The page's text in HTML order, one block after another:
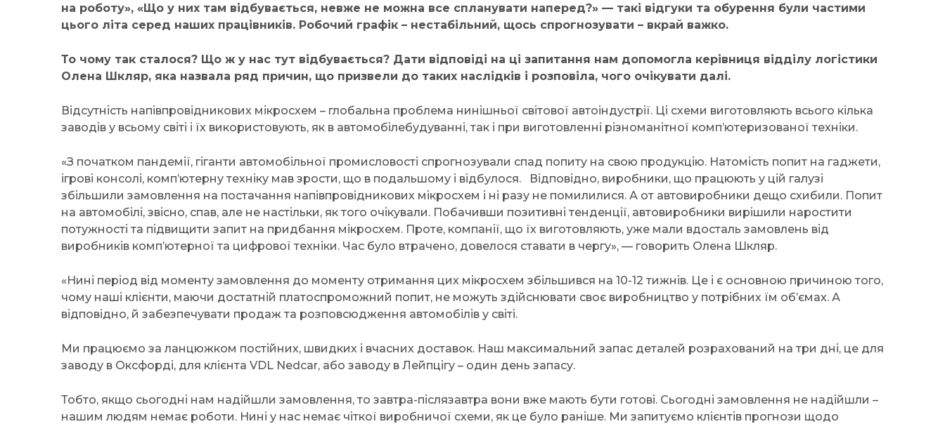
на роботу», «Що у них там відбувається, невже не можна все спланувати наперед?» — такі відгуки та обурення були частими
цього літа серед наших працівників. Робочий графік – нестабільний, щось спрогнозувати – вкрай важко.
То чому так сталося? Що ж у нас тут відбувається? Дати відповіді на ці запитання нам допомогла керівниця відділу логістики
Олена Шкляр, яка назвала ряд причин, що призвели до таких наслідків і розповіла, чого очікувати далі.
Відсутність напівпровідникових мікросхем – глобальна проблема нинішньої світової автоіндустрії. Ці схеми виготовляють всього кілька
заводів у всьому світі і їх використовують, як в автомобілебудуванні, так і при виготовленні різноманітної комп’ютеризованої техніки.
«З початком пандемії, гіганти автомобільної промисловості спрогнозували спад попиту на свою продукцію. Натомість попит на гаджети,
ігрові консолі, комп’ютерну техніку мав зрости, що в подальшому і відбулося. Відповідно, виробники, що працюють у цій галузі
збільшили замовлення на постачання напівпровідникових мікросхем і ні разу не помилилися. А от автовиробники дещо схибили. Попит
на автомобілі, звісно, спав, але не настільки, як того очікували. Побачивши позитивні тенденції, автовиробники вирішили наростити
потужності та підвищити запит на придбання мікросхем. Проте, компанії, що їх виготовляють, уже мали вдосталь замовлень від
виробників комп’ютерної та цифрової техніки. Час було втрачено, довелося ставати в чергу», — говорить Олена Шкляр.
«Нині період від моменту замовлення до моменту отримання цих мікросхем збільшився на 10-12 тижнів. Це і є основною причиною того,
чому наші клієнти, маючи достатній платоспроможний попит, не можуть здійснювати своє виробництво у потрібних їм об’ємах. А
відповідно, й забезпечувати продаж та розповсюдження автомобілів у світі.
Ми працюємо за ланцюжком постійних, швидких і вчасних доставок. Наш максимальний запас деталей розрахований на три дні, це для
заводу в Оксфорді, для клієнта VDL Nedcar, або заводу в Лейпцігу – один день запасу.
Тобто, якщо сьогодні нам надійшли замовлення, то завтра-післязавтра вони вже мають бути готові. Сьогодні замовлення не надійшли –
нашим людям немає роботи. Нині у нас немає чіткої виробничої схеми, як це було раніше. Ми запитуємо клієнтів прогнози щодо